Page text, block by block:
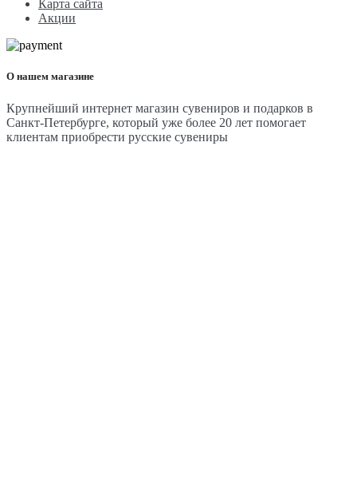
Карта сайта
Акции
О нашем магазине
Крупнейший интернет магазин сувениров и подарков в
Санкт-Петербурге, который уже более 20 лет помогает
клиентам приобрести русские сувениры